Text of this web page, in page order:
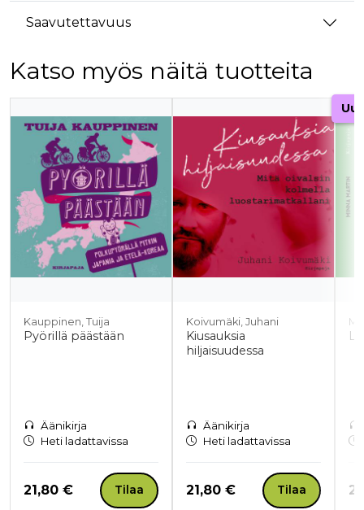
Saavutettavuus
Katso myös näitä tuotteita
Tuoteluettelon alku
Kauppinen, Tuija
Pyörillä päästään
Äänikirja
Heti ladattavissa
Hinta nyt
21,80 € Tilaa
Koivumäki, Juhani
Kiusauksia
hiljaisuudessa
Äänikirja
Heti ladattavissa
Hinta nyt
21,80 € Tilaa